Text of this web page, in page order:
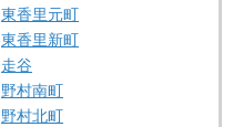
東香里元町
東香里新町
走谷
野村南町
野村北町